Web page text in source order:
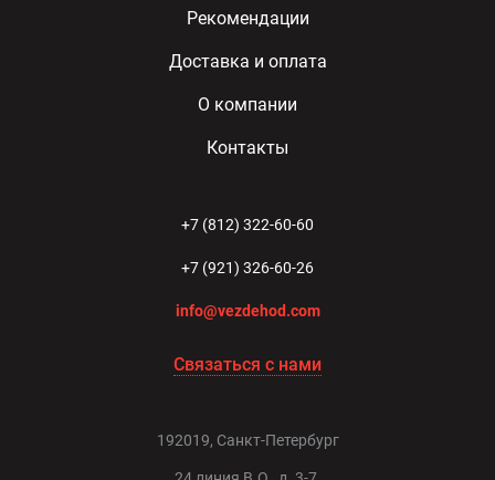
Рекомендации
Доставка и оплата
О компании
Контакты
+7 (812) 322-60-60
+7 (921) 326-60-26
info@vezdehod.com
Связаться с нами
192019, Санкт-Петербург